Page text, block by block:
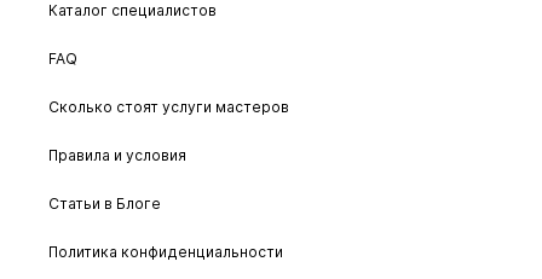
Каталог специалистов
FAQ
Сколько стоят услуги мастеров
Правила и условия
Статьи в Блоге
Политика конфиденциальности